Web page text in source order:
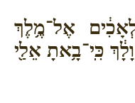
אֶל־מֶ֥לֶךְ
כִּֽי־בָ֥אתָ אֵלַ֖י